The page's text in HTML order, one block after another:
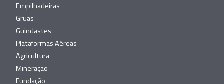
Empilhadeiras
Gruas
Guindastes
Plataformas Aéreas
Agricultura
Mineração
Fundação